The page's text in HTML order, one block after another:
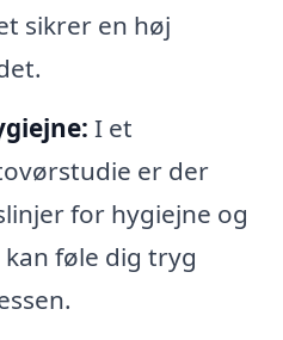
sikrer en høj
I et
er der
for hygiejne og
føle dig tryg